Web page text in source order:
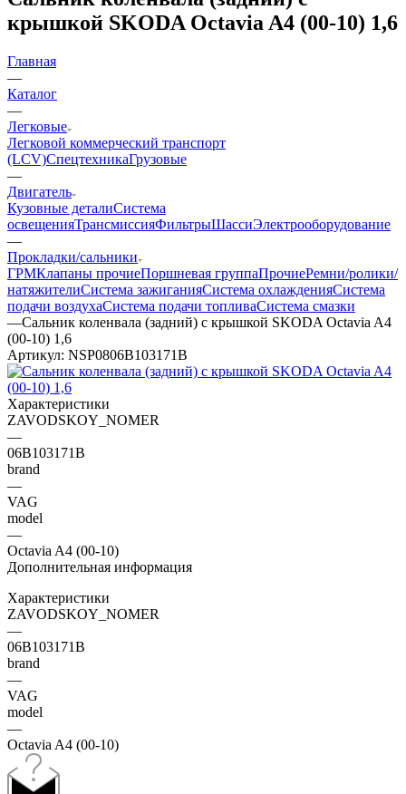
крышкой SKODA Octavia A4 (00-10) 1,6
Главная
—
Каталог
—
Легковые
Легковой коммерческий транспорт
(LCV)СпецтехникаГрузовые
—
Двигатель
Кузовные деталиСистема
освещенияТрансмиссияФильтрыШассиЭлектрооборудование
—
Прокладки/сальники
ГРМКлапаны прочиеПоршневая группаПрочиеРемни/ролики/
натяжителиСистема зажиганияСистема охлажденияСистема
подачи воздухаСистема подачи топливаСистема смазки
—Сальник коленвала (задний) с крышкой SKODA Octavia A4
(00-10) 1,6
Артикул: NSP0806B103171B
Характеристики
ZAVODSKOY_NOMER
—
06B103171B
brand
—
VAG
model
—
Octavia A4 (00-10)
Дополнительная информация
Характеристики
ZAVODSKOY_NOMER
—
06B103171B
brand
—
VAG
model
—
Octavia A4 (00-10)